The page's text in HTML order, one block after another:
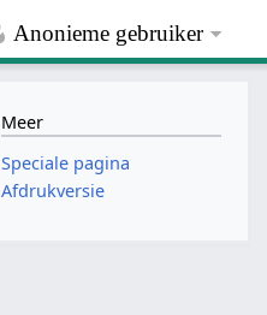
Anonieme gebruiker
Meer
Speciale pagina
Afdrukversie